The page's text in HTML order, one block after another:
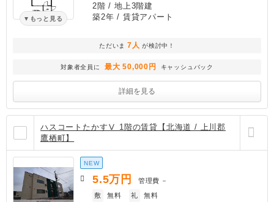
もっと見る
2階 / 地上3階建
築2年 / 賃貸アパート
ただいま 7人 が検討中！
対象者全員に 最大 50,000円 キャッシュバック
詳細を見る
ハスコートたかすⅤ 1階の賃貸【北海道 / 上川郡
鷹栖町】
NEW
5.5万円 管理費 －
敷
無料 礼 無料